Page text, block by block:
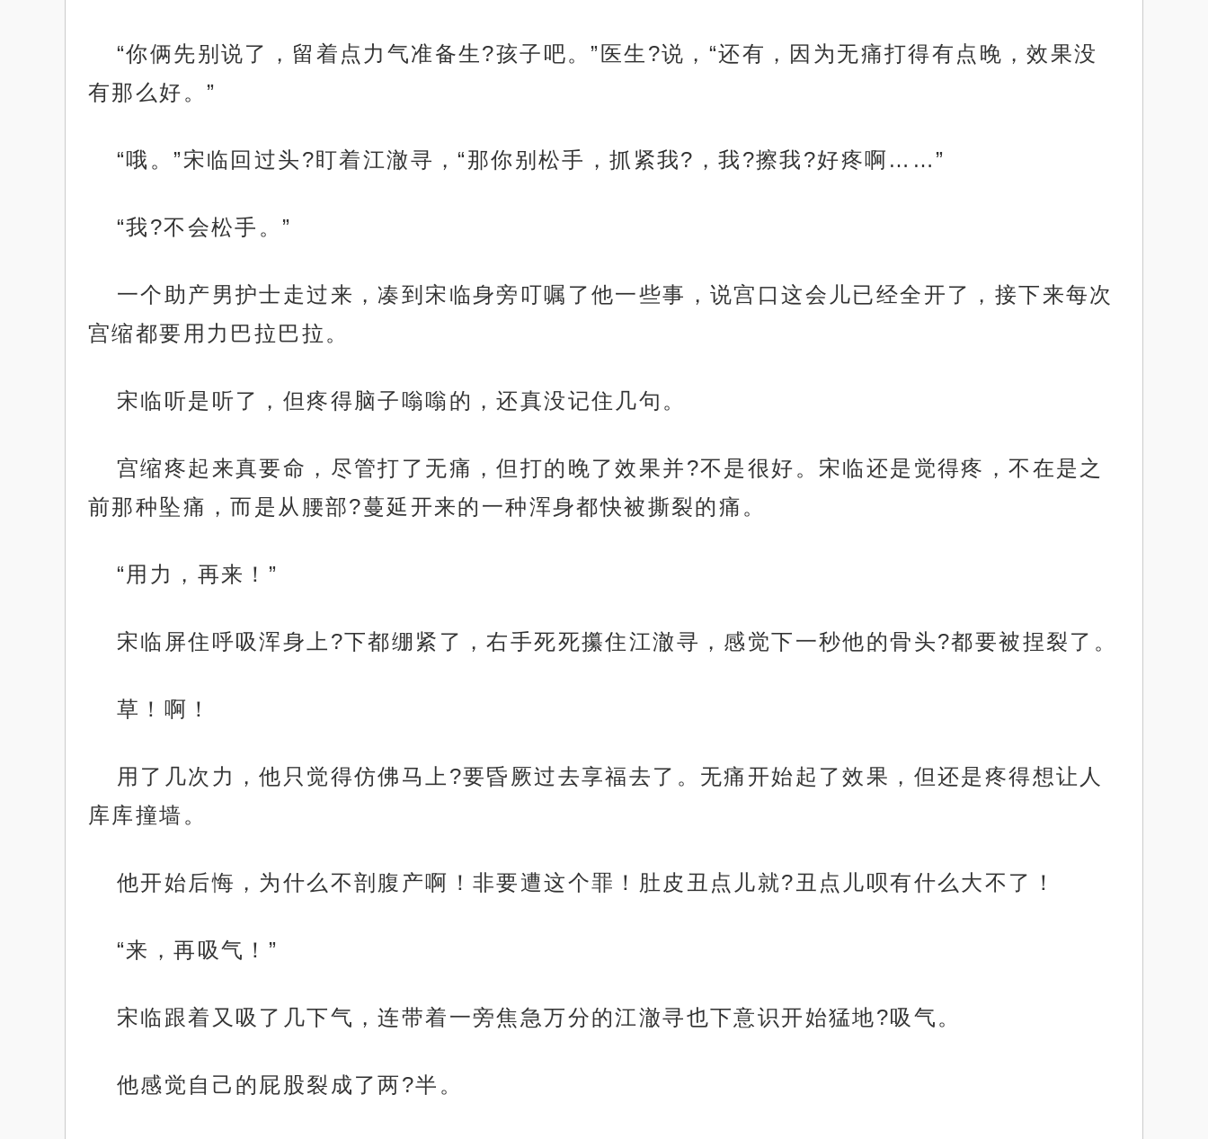
“你俩先别说了，留着点力气准备生?孩子吧。”医生?说，“还有，因为无痛打得有点晚，效果没
有那么好。”
“哦。”宋临回过头?盯着江澈寻，“那你别松手，抓紧我?，我?擦我?好疼啊……”
“我?不会松手。”
一个助产男护士走过来，凑到宋临身旁叮嘱了他一些事，说宫口这会儿已经全开了，接下来每次
宫缩都要用力巴拉巴拉。
宋临听是听了，但疼得脑子嗡嗡的，还真没记住几句。
宫缩疼起来真要命，尽管打了无痛，但打的晚了效果并?不是很好。宋临还是觉得疼，不在是之
前那种坠痛，而是从腰部?蔓延开来的一种浑身都快被撕裂的痛。
“用力，再来！”
宋临屏住呼吸浑身上?下都绷紧了，右手死死攥住江澈寻，感觉下一秒他的骨头?都要被捏裂了。
草！啊！
用了几次力，他只觉得仿佛马上?要昏厥过去享福去了。无痛开始起了效果，但还是疼得想让人
库库撞墙。
他开始后悔，为什么不剖腹产啊！非要遭这个罪！肚皮丑点儿就?丑点儿呗有什么大不了！
“来，再吸气！”
宋临跟着又吸了几下气，连带着一旁焦急万分的江澈寻也下意识开始猛地?吸气。
他感觉自己的屁股裂成了两?半。